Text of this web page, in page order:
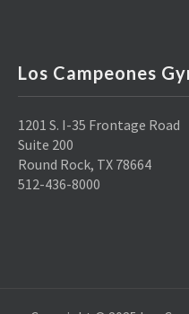
Los Campeones
1201 S. I-35 Frontage Road
Suite 200
Round Rock, TX 78664
512-436-8000